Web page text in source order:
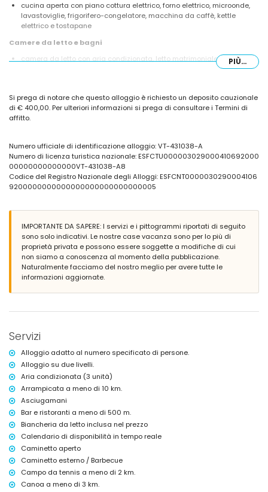
cucina aperta con piano cottura elettrico, forno elettrico, microonde,
lavastoviglie, frigorifero-congelatore, macchina da caffè, kettle
elettrico e tostapane
Camere da letto e bagni
camera da letto con aria condizionata, letto matrimoniale e bagno
bagno privato con doppio lavabo, combinazione vasca/doccia e
asciugacapelli
bagno con doppio lavabo e combinazione vasca/doccia
Esterni della villa
terreno recintato
piscina privata di dimensioni 10m x 5m
4 terrazze, di cui 1 coperta
area salotto esterna e area pranzo esterna
posto auto privato in garage e 2 posti auto privati
Ulteriori informazioni
spiaggia più vicina: Arenal-Bol, Calpe (a meno di 2 chilometri dalla
villa)
porto più vicino: Calpe (a meno di 2 chilometri dalla villa)
internet (WiFi)
aspirapolvere e ferro da stiro con asse da stiro
biancheria da letto e asciugamani
Strutture e servizi a pagamento aggiuntivo
riscaldamento centralizzato e aria condizionata
Intrattenimento e attività ricreative per le vostre vacanze a
Calpe, Costa Blanca
bar (a meno di 500 metri dalla casa)
cinema (a meno di 1000 metri dalla casa)
discoteca, nightclub, passeggiata (Passeggiata Ecologica) e parco
divertimenti (Fun Park - Calpe) (a meno di 5 chilometri dalla casa)
PIÙ...
Si prega di notare che questo alloggio è richiesto un deposito cauzionale
di € 400,00. Per ulteriori informazioni si prega di consultare i Termini di
affitto.
Numero ufficiale di identificazione alloggio: VT-431038-A
Numero di licenza turistica nazionale: ESFCTU000003029000410692000
00000000000000VT-431038-A8
Codice del Registro Nazionale degli Alloggi: ESFCNT0000030290004106
9200000000000000000000000000005
IMPORTANTE DA SAPERE: I servizi e i pittogrammi riportati di seguito
sono solo indicativi. Le nostre case vacanza sono per lo più di
proprietà privata e possono essere soggette a modifiche di cui
non siamo a conoscenza al momento della pubblicazione.
Naturalmente facciamo del nostro meglio per avere tutte le
informazioni aggiornate.
Servizi
Alloggio adatto al numero specificato di persone.
Alloggio su due livelli.
Aria condizionata (3 unità)
Arrampicata a meno di 10 km.
Asciugamani
Bar e ristoranti a meno di 500 m.
Biancheria da letto inclusa nel prezzo
Calendario di disponibilità in tempo reale
Caminetto aperto
Caminetto esterno / Barbecue
Campo da tennis a meno di 2 km.
Canoa a meno di 3 km.